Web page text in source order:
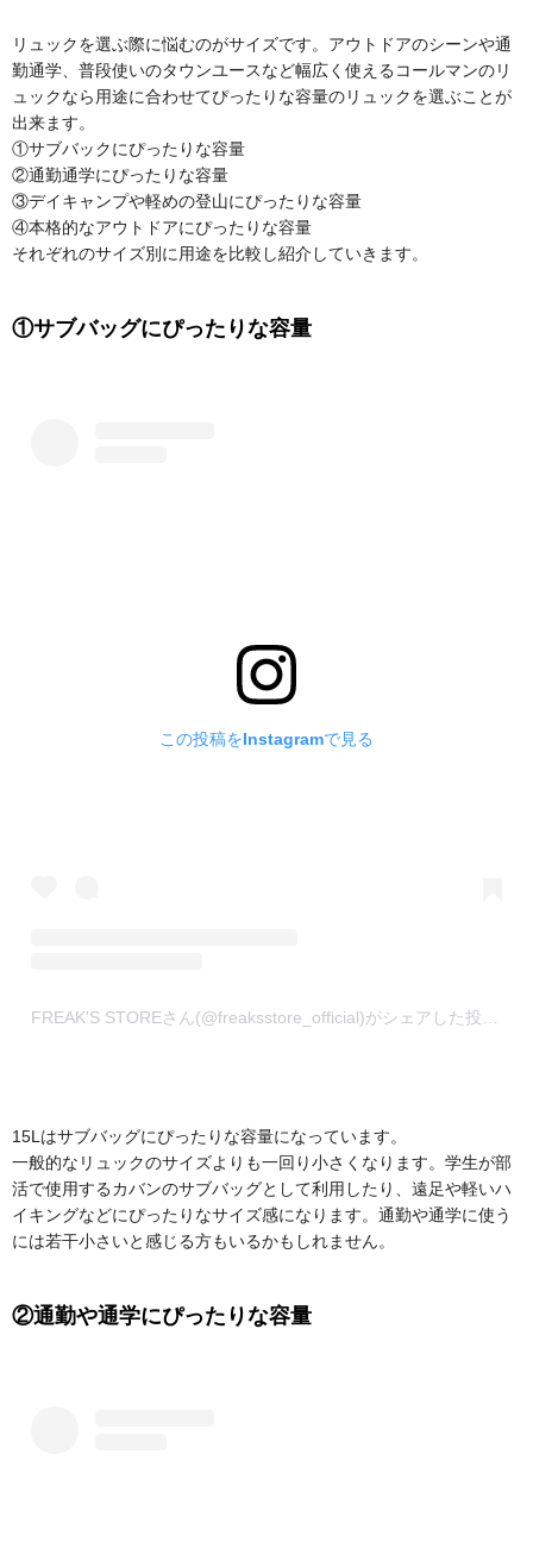
リュックを選ぶ際に悩むのがサイズです。アウトドアのシーンや通
勤通学、普段使いのタウンユースなど幅広く使えるコールマンのリ
ュックなら用途に合わせてぴったりな容量のリュックを選ぶことが
出来ます。
①サブバックにぴったりな容量
②通勤通学にぴったりな容量
③デイキャンプや軽めの登山にぴったりな容量
④本格的なアウトドアにぴったりな容量
それぞれのサイズ別に用途を比較し紹介していきます。
①サブバッグにぴったりな容量
この投稿をInstagramで見る
15Lはサブバッグにぴったりな容量になっています。
一般的なリュックのサイズよりも一回り小さくなります。学生が部
活で使用するカバンのサブバッグとして利用したり、遠足や軽いハ
イキングなどにぴったりなサイズ感になります。通勤や通学に使う
には若干小さいと感じる方もいるかもしれません。
②通勤や通学にぴったりな容量